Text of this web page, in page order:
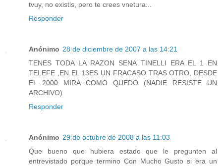
tvuy, no existis, pero te crees vnetura...
Responder
Anónimo 28 de diciembre de 2007 a las 14:21
TENES TODA LA RAZON SENA TINELLI ERA EL 1 EN
TELEFE ,EN EL 13ES UN FRACASO TRAS OTRO, DESDE
EL 2000 MIRA COMO QUEDO (NADIE RESISTE UN
ARCHIVO)
Responder
Anónimo 29 de octubre de 2008 a las 11:03
Que bueno que hubiera estado que le pregunten al
entrevistado porque termino Con Mucho Gusto si era un